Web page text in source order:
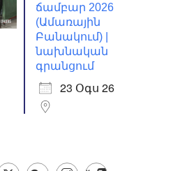
ճամբար 2026
(Ամառային
Բանակում) |
նախնական
գրանցում
23 Օգս 26